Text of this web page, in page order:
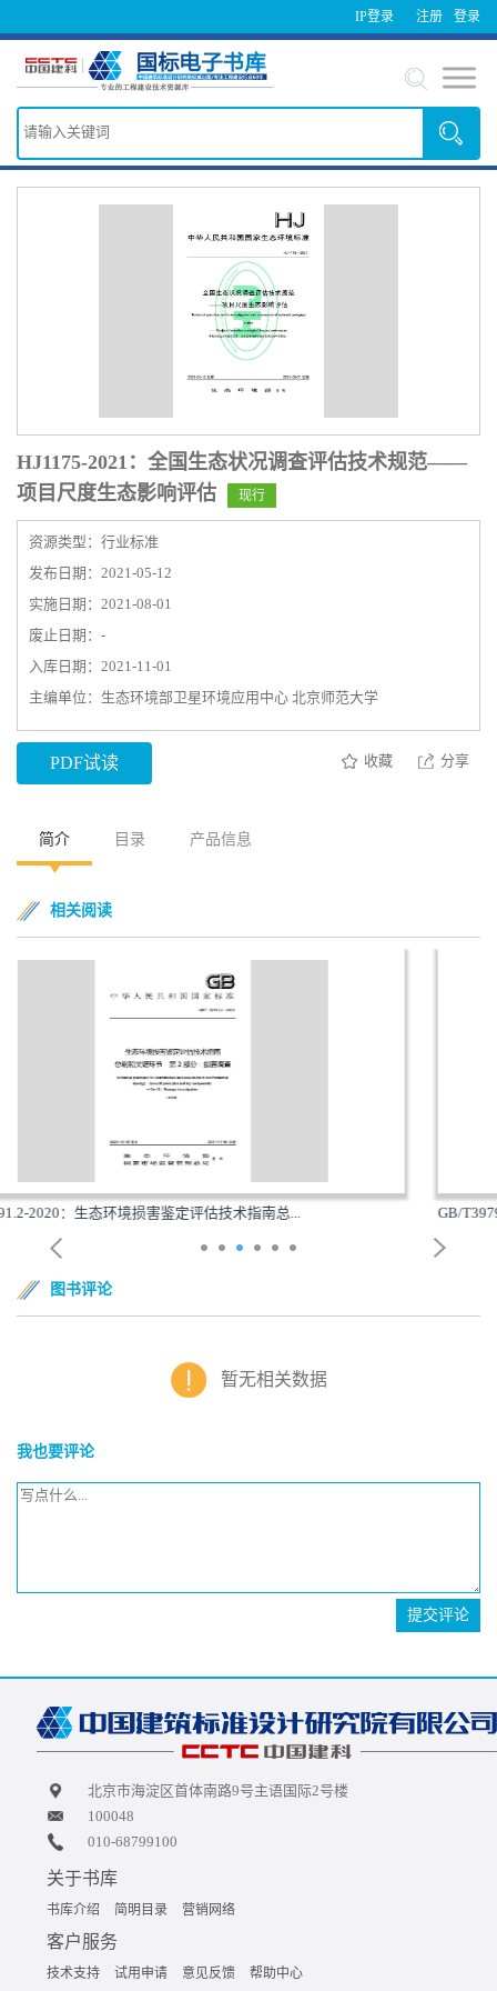
IP登录 登录
注册
HJ1175-2021：全国生态状况调查评估技术规范——
项目尺度生态影响评估
现行
资源类型：行业标准
发布日期：2021-05-12
实施日期：2021-08-01
废止日期：-
入库日期：2021-11-01
主编单位：生态环境部卫星环境应用中心 北京师范大学
PDF试读 收藏 分享
简介 目录 产品信息
相关阅读
... GB/T39792.1-2020：生态环境损害鉴定评估技术指南
图书评论
暂无相关数据
我也要评论
提交评论
北京市海淀区首体南路9号主语国际2号楼
100048
010-68799100
关于书库
书库介绍 简明目录 营销网络
客户服务
技术支持 试用申请 意见反馈 帮助中心